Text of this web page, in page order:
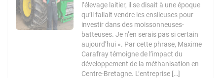
l’élevage laitier, il se disait à une époque
qu’il fallait vendre les ensileuses pour
investir dans des moissonneuses-
batteuses. Je n’en serais pas si certain
aujourd’hui ». Par cette phrase, Maxime
Carafray témoigne de l’impact du
développement de la méthanisation en
Centre-Bretagne. L’entreprise […]